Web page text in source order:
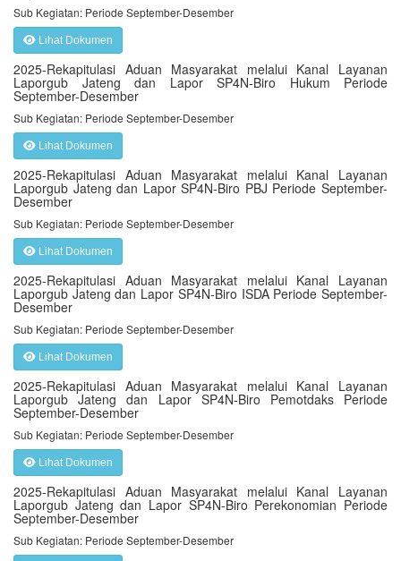
Sub Kegiatan: Periode September-Desember
Lihat Dokumen
2025-Rekapitulasi Aduan Masyarakat melalui Kanal Layanan
Laporgub Jateng dan Lapor SP4N-Biro Hukum Periode
September-Desember
Sub Kegiatan: Periode September-Desember
Lihat Dokumen
2025-Rekapitulasi Aduan Masyarakat melalui Kanal Layanan
Laporgub Jateng dan Lapor SP4N-Biro PBJ Periode September-
Desember
Sub Kegiatan: Periode September-Desember
Lihat Dokumen
2025-Rekapitulasi Aduan Masyarakat melalui Kanal Layanan
Laporgub Jateng dan Lapor SP4N-Biro ISDA Periode September-
Desember
Sub Kegiatan: Periode September-Desember
Lihat Dokumen
2025-Rekapitulasi Aduan Masyarakat melalui Kanal Layanan
Laporgub Jateng dan Lapor SP4N-Biro Pemotdaks Periode
September-Desember
Sub Kegiatan: Periode September-Desember
Lihat Dokumen
2025-Rekapitulasi Aduan Masyarakat melalui Kanal Layanan
Laporgub Jateng dan Lapor SP4N-Biro Perekonomian Periode
September-Desember
Sub Kegiatan: Periode September-Desember